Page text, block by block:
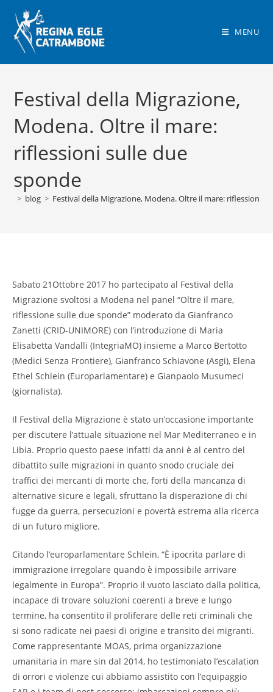
contenuto
MENU
Festival della Migrazione,
Modena. Oltre il mare:
riflessioni sulle due
sponde
> blog > Festival della Migrazione, Modena. Oltre il mare: riflessioni
Sabato 21Ottobre 2017 ho partecipato al Festival della
Migrazione svoltosi a Modena nel panel “Oltre il mare,
riflessione sulle due sponde” moderato da Gianfranco
Zanetti (CRID-UNIMORE) con l’introduzione di Maria
Elisabetta Vandalli (IntegriaMO) insieme a Marco Bertotto
(Medici Senza Frontiere), Gianfranco Schiavone (Asgi), Elena
Ethel Schlein (Europarlamentare) e Gianpaolo Musumeci
(giornalista).
Il Festival della Migrazione è stato un’occasione importante
per discutere l’attuale situazione nel Mar Mediterraneo e in
Libia. Proprio questo paese infatti da anni è al centro del
dibattito sulle migrazioni in quanto snodo cruciale dei
traffici dei mercanti di morte che, forti della mancanza di
alternative sicure e legali, sfruttano la disperazione di chi
fugge da guerra, persecuzioni e povertà estrema alla ricerca
di un futuro migliore.
Citando l’europarlamentare Schlein, “È ipocrita parlare di
immigrazione irregolare quando è impossibile arrivare
legalmente in Europa”. Proprio il vuoto lasciato dalla politica,
incapace di trovare soluzioni coerenti a breve e lungo
termine, ha consentito il proliferare delle reti criminali che
si sono radicate nei paesi di origine e transito dei migranti.
Come rappresentante MOAS, prima organizzazione
umanitaria in mare sin dal 2014, ho testimoniato l’escalation
di orrori e violenze cui abbiamo assistito con l’equipaggio